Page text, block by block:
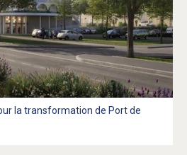
la transformation de Port de